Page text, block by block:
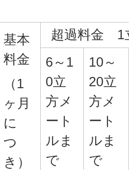
基本
料金
（1
ヶ月
に
つ
き）
超過料金 1
6～1
0立
方メ
ート
ルま
で
10～
20立
方メ
ート
ルま
で